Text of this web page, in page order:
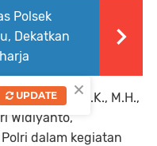
Polsek
Dekatkan
S.H., S.I.K., M.H.,
Widiyanto,
dalam kegiatan
×
UPDATE